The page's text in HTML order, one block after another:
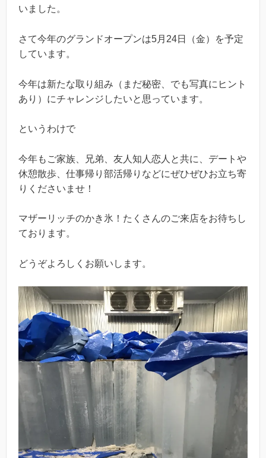
いました。
さて今年のグランドオープンは5月24日（金）を予定
しています。
今年は新たな取り組み（まだ秘密、でも写真にヒント
あり）にチャレンジしたいと思っています。
というわけで
今年もご家族、兄弟、友人知人恋人と共に、デートや
休憩散歩、仕事帰り部活帰りなどにぜひぜひお立ち寄
りくださいませ！
マザーリッチのかき氷！たくさんのご来店をお待ちし
ております。
どうぞよろしくお願いします。